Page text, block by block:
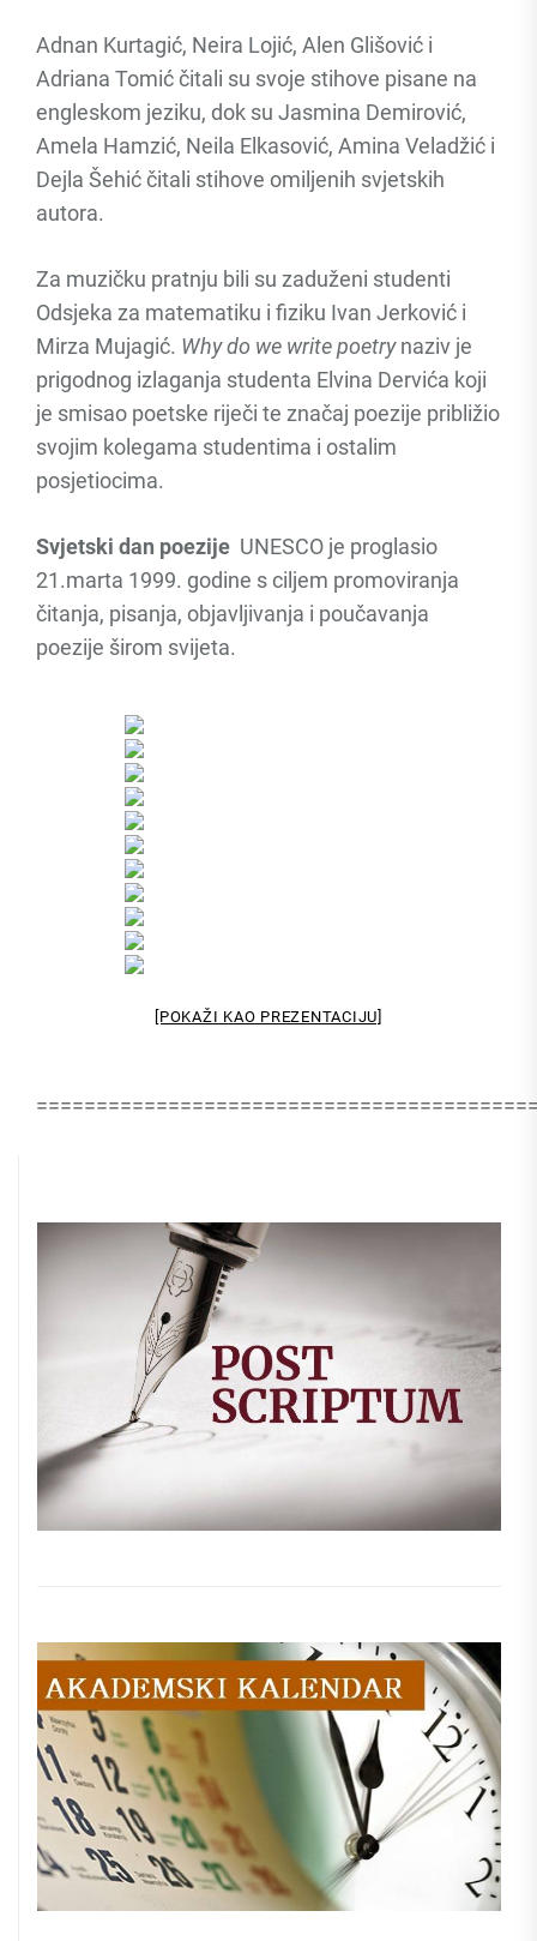
Adnan Kurtagić, Neira Lojić, Alen Glišović i
Adriana Tomić čitali su svoje stihove pisane na
engleskom jeziku, dok su Jasmina Demirović,
Amela Hamzić, Neila Elkasović, Amina Veladžić i
Dejla Šehić čitali stihove omiljenih svjetskih
autora.
Za muzičku pratnju bili su zaduženi studenti
Odsjeka za matematiku i fiziku Ivan Jerković i
Mirza Mujagić. Why do we write poetrynaziv je
prigodnog izlaganja studenta Elvina Dervića koji
je smisao poetske riječi te značaj poezije približio
svojim kolegama studentima i ostalim
posjetiocima.
Svjetski dan poezije UNESCO je proglasio
21.marta 1999. godine s ciljem promoviranja
čitanja, pisanja, objavljivanja i poučavanja
poezije širom svijeta.
[POKAŽI KAO PREZENTACIJU]